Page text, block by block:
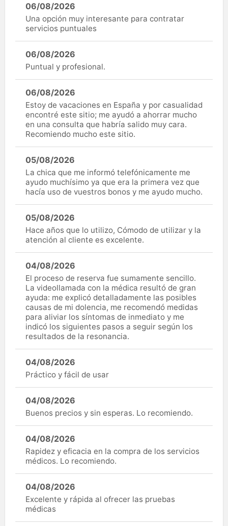
06/08/2026
Una opción muy interesante para contratar
servicios puntuales
06/08/2026
Puntual y profesional.
06/08/2026
Estoy de vacaciones en España y por casualidad
encontré este sitio; me ayudó a ahorrar mucho
en una consulta que habría salido muy cara.
Recomiendo mucho este sitio.
05/08/2026
La chica que me informó telefónicamente me
ayudo muchísimo ya que era la primera vez que
hacía uso de vuestros bonos y me ayudo mucho.
05/08/2026
Hace años que lo utilizo, Cómodo de utilizar y la
atención al cliente es excelente.
04/08/2026
El proceso de reserva fue sumamente sencillo.
La videollamada con la médica resultó de gran
ayuda: me explicó detalladamente las posibles
causas de mi dolencia, me recomendó medidas
para aliviar los síntomas de inmediato y me
indicó los siguientes pasos a seguir según los
resultados de la resonancia.
04/08/2026
Práctico y fácil de usar
04/08/2026
Buenos precios y sin esperas. Lo recomiendo.
04/08/2026
Rapidez y eficacia en la compra de los servicios
médicos. Lo recomiendo.
04/08/2026
Excelente y rápida al ofrecer las pruebas
médicas